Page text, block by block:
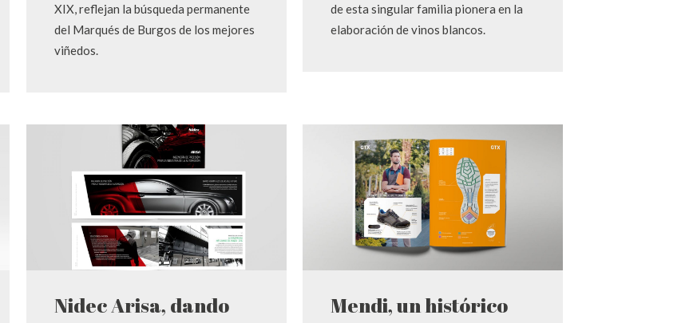
XIX, reflejan la búsqueda permanente
del Marqués de Burgos de los mejores
viñedos.
de esta singular familia pionera en la
elaboración de vinos blancos.
Nidec Arisa, dando
Mendi, un histórico